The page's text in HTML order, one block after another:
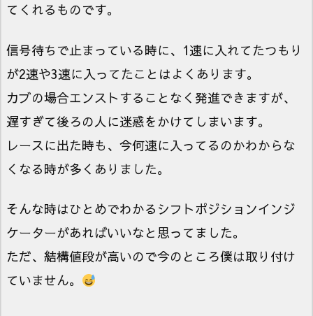
てくれるものです。
信号待ちで止まっている時に、1速に入れてたつもり
が2速や3速に入ってたことはよくあります。
カブの場合エンストすることなく発進できますが、
遅すぎて後ろの人に迷惑をかけてしまいます。
レースに出た時も、今何速に入ってるのかわからな
くなる時が多くありました。
そんな時はひとめでわかるシフトポジションインジ
ケーターがあればいいなと思ってました。
ただ、結構値段が高いので今のところ僕は取り付け
ていません。